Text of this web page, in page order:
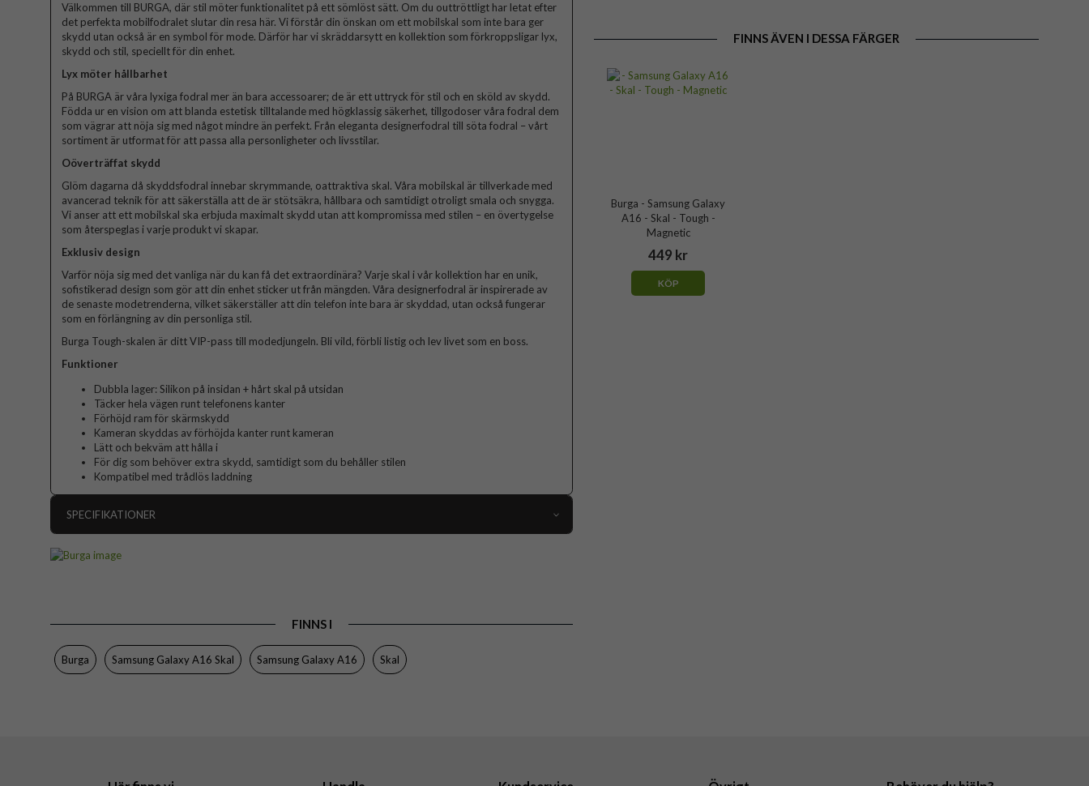
FINNS ÄVEN I DESSA FÄRGER
Burga - Samsung Galaxy
A16 - Skal - Tough -
Magnetic
449 kr
KÖP
Välkommen till BURGA, där stil möter funktionalitet på ett sömlöst sätt. Om du outtröttligt har letat efter
det perfekta mobilfodralet slutar din resa här. Vi förstår din önskan om ett mobilskal som inte bara ger
skydd utan också är en symbol för mode. Därför har vi skräddarsytt en kollektion som förkroppsligar lyx,
skydd och stil, speciellt för din enhet.
Lyx möter hållbarhet
På BURGA är våra lyxiga fodral mer än bara accessoarer; de är ett uttryck för stil och en sköld av skydd.
Födda ur en vision om att blanda estetisk tilltalande med högklassig säkerhet, tillgodoser våra fodral dem
som vägrar att nöja sig med något mindre än perfekt. Från eleganta designerfodral till söta fodral – vårt
sortiment är utformat för att passa alla personligheter och livsstilar.
Oöverträffat skydd
Glöm dagarna då skyddsfodral innebar skrymmande, oattraktiva skal. Våra mobilskal är tillverkade med
avancerad teknik för att säkerställa att de är stötsäkra, hållbara och samtidigt otroligt smala och snygga.
Vi anser att ett mobilskal ska erbjuda maximalt skydd utan att kompromissa med stilen – en övertygelse
som återspeglas i varje produkt vi skapar.
Exklusiv design
Varför nöja sig med det vanliga när du kan få det extraordinära? Varje skal i vår kollektion har en unik,
sofistikerad design som gör att din enhet sticker ut från mängden. Våra designerfodral är inspirerade av
de senaste modetrenderna, vilket säkerställer att din telefon inte bara är skyddad, utan också fungerar
som en förlängning av din personliga stil.
Burga Tough-skalen är ditt VIP-pass till modedjungeln. Bli vild, förbli listig och lev livet som en boss.
Funktioner
Dubbla lager: Silikon på insidan + hårt skal på utsidan
Täcker hela vägen runt telefonens kanter
Förhöjd ram för skärmskydd
Kameran skyddas av förhöjda kanter runt kameran
Lätt och bekväm att hålla i
För dig som behöver extra skydd, samtidigt som du behåller stilen
Kompatibel med trådlös laddning
SPECIFIKATIONER
Färg
Flerfärgad
Material
Hårdplast (PC), Mjukplast (TPU)
Varumärke
FINNS I
Burga Samsung Galaxy A16 Skal Samsung Galaxy A16 Skal